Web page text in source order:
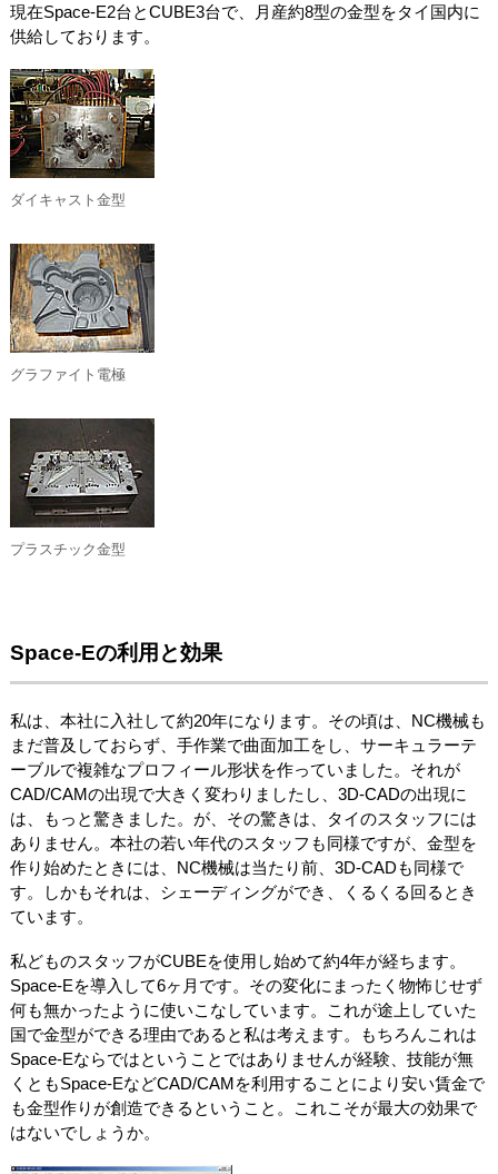
現在Space-E2台とCUBE3台で、月産約8型の金型をタイ国内に
供給しております。
ダイキャスト金型
グラファイト電極
プラスチック金型
Space-Eの利用と効果
私は、本社に入社して約20年になります。その頃は、NC機械も
まだ普及しておらず、手作業で曲面加工をし、サーキュラーテ
ーブルで複雑なプロフィール形状を作っていました。それが
CAD/CAMの出現で大きく変わりましたし、3D-CADの出現に
は、もっと驚きました。が、その驚きは、タイのスタッフには
ありません。本社の若い年代のスタッフも同様ですが、金型を
作り始めたときには、NC機械は当たり前、3D-CADも同様で
す。しかもそれは、シェーディングができ、くるくる回るとき
ています。
私どものスタッフがCUBEを使用し始めて約4年が経ちます。
Space-Eを導入して6ヶ月です。その変化にまったく物怖じせず
何も無かったように使いこなしています。これが途上していた
国で金型ができる理由であると私は考えます。もちろんこれは
Space-Eならではということではありませんが経験、技能が無
くともSpace-EなどCAD/CAMを利用することにより安い賃金で
も金型作りが創造できるということ。これこそが最大の効果で
はないでしょうか。